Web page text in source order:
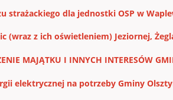
strażackiego dla jednostki OSP w
(wraz z ich oświetleniem) Jeziornej,
MAJĄTKU I INNYCH INTERESÓW
elektrycznej na potrzeby Gminy